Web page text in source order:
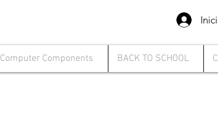
Computer Components BACK TO SCHOOL